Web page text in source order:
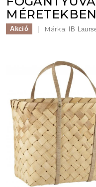
MÉRETEKBEN
Akció Márka: IB